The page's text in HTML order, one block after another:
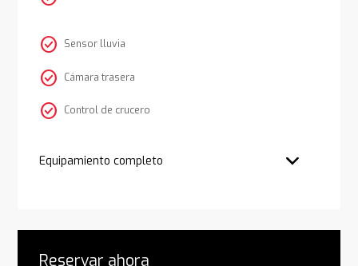
check_circle Sensor lluvia
check_circle Cámara trasera
check_circle Control de crucero
Equipamiento completo
Reservar ahora